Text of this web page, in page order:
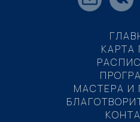
КАРТА
МАСТЕРА И